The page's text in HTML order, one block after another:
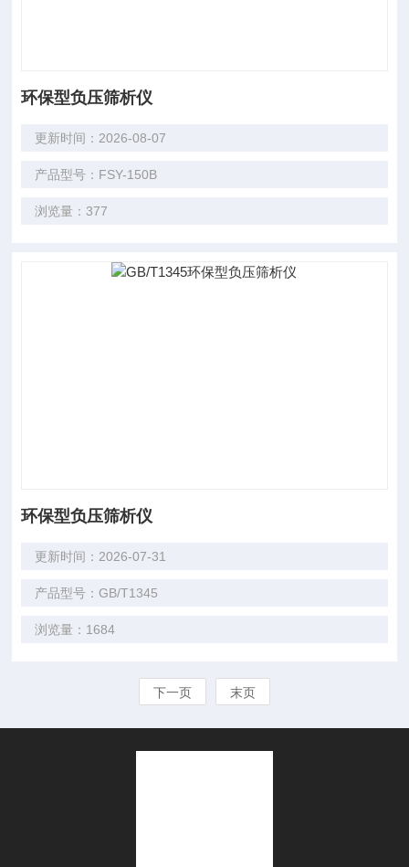
环保型负压筛析仪
更新时间：2026-08-07
产品型号：FSY-150B
浏览量：377
环保型负压筛析仪
更新时间：2026-07-31
产品型号：GB/T1345
浏览量：1684
下一页 末页